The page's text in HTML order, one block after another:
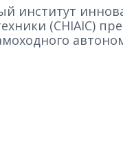
институт
(CHIAIC)